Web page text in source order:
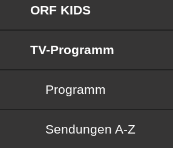
ORF KIDS
TV-Programm
Programm
Sendungen von A bis Z
Sendungen A-Z